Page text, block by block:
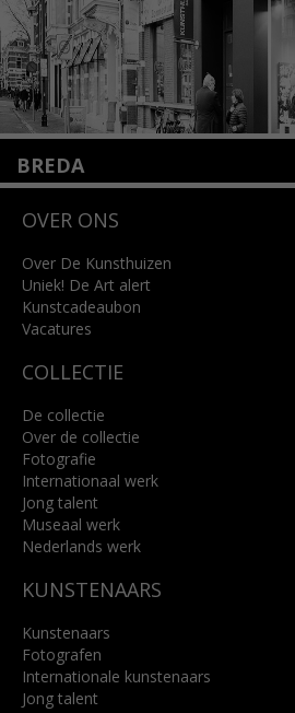
BREDA
4818 SB Breda
info@kunsthuisbreda.nl
Lees meer
OVER ONS
Over De Kunsthuizen
Uniek! De Art alert
Kunstcadeaubon
Vacatures
COLLECTIE
De collectie
Over de collectie
Fotografie
Internationaal werk
Jong talent
Museaal werk
Nederlands werk
KUNSTENAARS
Kunstenaars
Fotografen
Internationale kunstenaars
Jong talent